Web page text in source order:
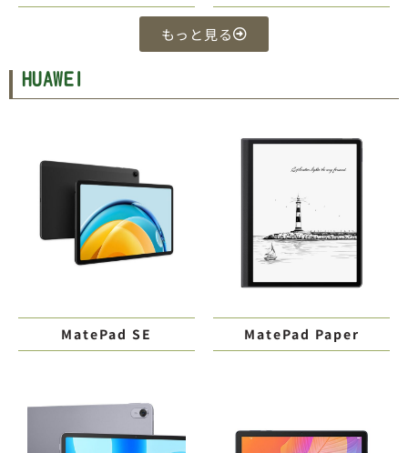
もっと見る
HUAWEI
MatePad SE MatePad Paper